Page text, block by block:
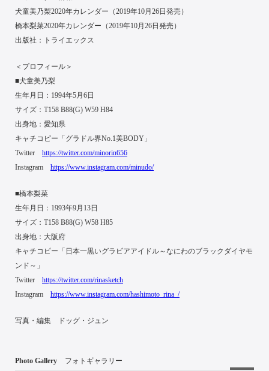
犬童美乃梨2020年カレンダー（2019年10月26日発売）
橋本梨菜2020年カレンダー（2019年10月26日発売）
出版社：トライエックス
＜プロフィール＞
■犬童美乃梨
生年月日：1994年5月6日
サイズ：T158 B88(G) W59 H84
出身地：愛知県
キャチコピー「グラドル界No.1美BODY」
Twitter https://twitter.com/minorin656
Instagram https://www.instagram.com/minudo/
■橋本梨菜
生年月日：1993年9月13日
サイズ：T158 B88(G) W58 H85
出身地：大阪府
キャチコピー「日本一黒いグラビアアイドル～なにわのブラックダイヤモ
ンド～」
Twitter https://twitter.com/rinasketch
Instagram https://www.instagram.com/hashimoto_rina_/
写真・編集 ドッグ・ジュン
Photo Gallery フォトギャラリー